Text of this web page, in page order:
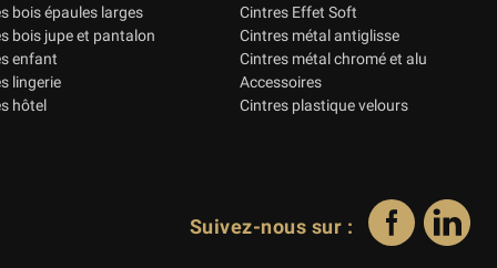
bois épaules larges
bois jupe et pantalon
enfant
lingerie
hôtel
Cintres Effet Soft
Cintres métal antiglisse
Cintres métal chromé et alu
Accessoires
Cintres plastique velours
Suivez-nous sur :